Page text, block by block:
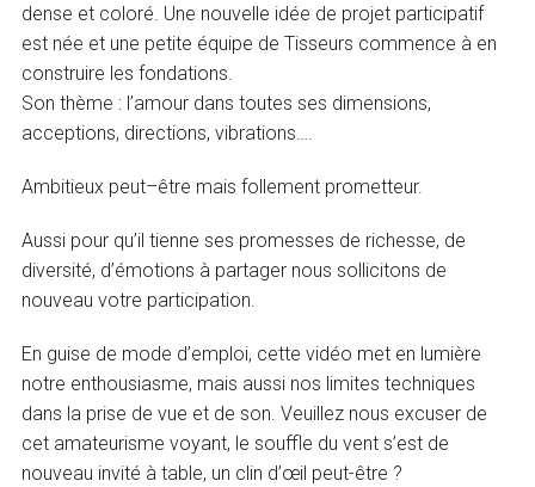
dense et coloré. Une nouvelle idée de projet participatif
est née et une petite équipe de Tisseurs commence à en
construire les fondations.
Son thème : l’amour dans toutes ses dimensions,
acceptions, directions, vibrations….
Ambitieux peut–être mais follement prometteur.
Aussi pour qu’il tienne ses promesses de richesse, de
diversité, d’émotions à partager nous sollicitons de
nouveau votre participation.
En guise de mode d’emploi, cette vidéo met en lumière
notre enthousiasme, mais aussi nos limites techniques
dans la prise de vue et de son. Veuillez nous excuser de
cet amateurisme voyant, le souffle du vent s’est de
nouveau invité à table, un clin d’œil peut-être ?